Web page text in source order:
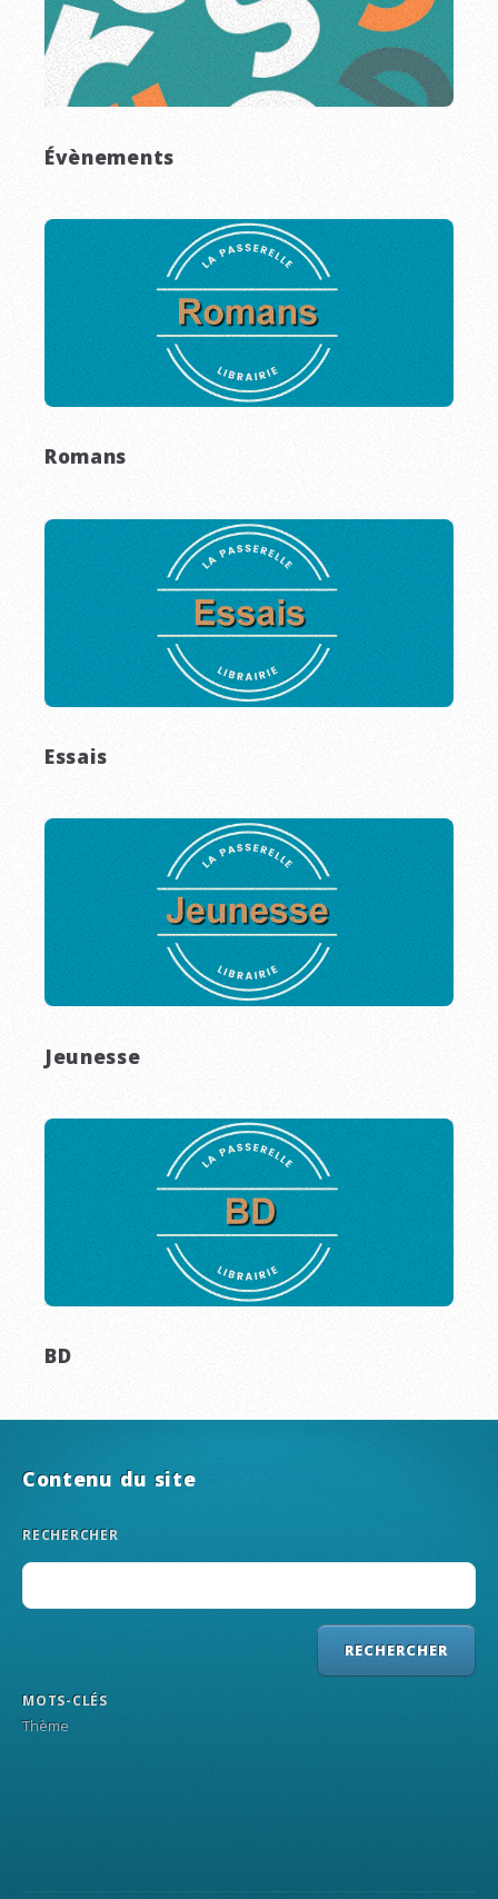
Évènements
Romans
Essais
Jeunesse
BD
Contenu du site
RECHERCHER
MOTS-CLÉS
Thème